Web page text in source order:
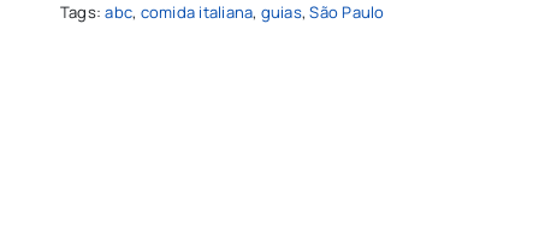
Tags:abc, comida italiana, guias,São Paulo